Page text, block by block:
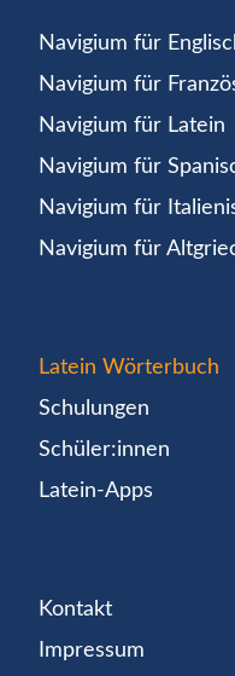
Navigium für
Navigium für
Navigium für Latein
Navigium für
Navigium für
Navigium für
Latein Wörterbuch
Schulungen
Schüler:innen
Latein-Apps
Kontakt
Impressum